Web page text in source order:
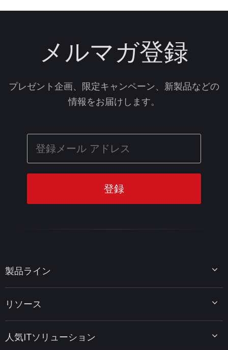
メルマガ登録
プレゼント企画、限定キャンペーン、新製品などの
情報をお届けします。
製品ライン
MiniTool Power Data Recovery
MiniTool PDF Editor
リソース
データ復元ヒント
人気ITソリューション